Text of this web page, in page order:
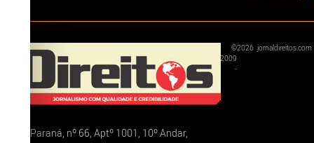
Rua Paraná, nº 66, Aptº 1001, 10º Andar,
©
2009
-
2026 jornaldireitos.com